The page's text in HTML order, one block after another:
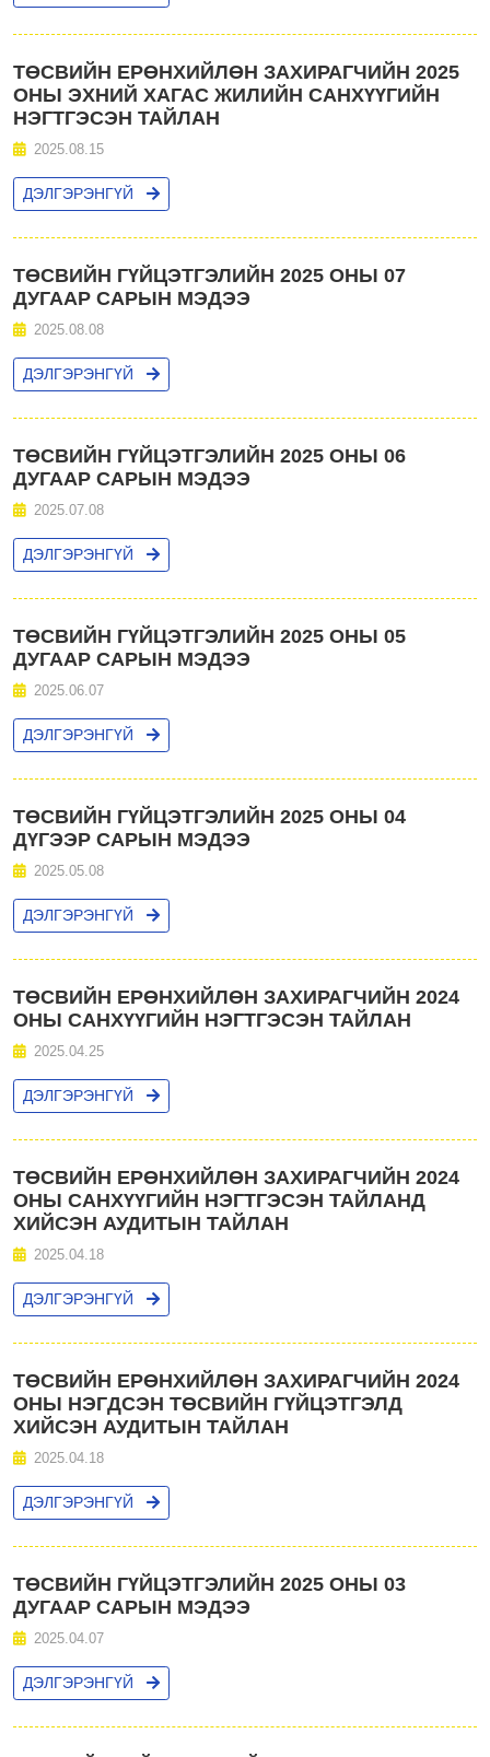
ТӨСВИЙН ЕРӨНХИЙЛӨН ЗАХИРАГЧИЙН 2025
ОНЫ ЭХНИЙ ХАГАС ЖИЛИЙН САНХҮҮГИЙН
НЭГТГЭСЭН ТАЙЛАН
2025.08.15
ДЭЛГЭРЭНГҮЙ
ТӨСВИЙН ГҮЙЦЭТГЭЛИЙН 2025 ОНЫ 07
ДУГААР САРЫН МЭДЭЭ
2025.08.08
ДЭЛГЭРЭНГҮЙ
ТӨСВИЙН ГҮЙЦЭТГЭЛИЙН 2025 ОНЫ 06
ДУГААР САРЫН МЭДЭЭ
2025.07.08
ДЭЛГЭРЭНГҮЙ
ТӨСВИЙН ГҮЙЦЭТГЭЛИЙН 2025 ОНЫ 05
ДУГААР САРЫН МЭДЭЭ
2025.06.07
ДЭЛГЭРЭНГҮЙ
ТӨСВИЙН ГҮЙЦЭТГЭЛИЙН 2025 ОНЫ 04
ДҮГЭЭР САРЫН МЭДЭЭ
2025.05.08
ДЭЛГЭРЭНГҮЙ
ТӨСВИЙН ЕРӨНХИЙЛӨН ЗАХИРАГЧИЙН 2024
ОНЫ САНХҮҮГИЙН НЭГТГЭСЭН ТАЙЛАН
2025.04.25
ДЭЛГЭРЭНГҮЙ
ТӨСВИЙН ЕРӨНХИЙЛӨН ЗАХИРАГЧИЙН 2024
ОНЫ САНХҮҮГИЙН НЭГТГЭСЭН ТАЙЛАНД
ХИЙСЭН АУДИТЫН ТАЙЛАН
2025.04.18
ДЭЛГЭРЭНГҮЙ
ТӨСВИЙН ЕРӨНХИЙЛӨН ЗАХИРАГЧИЙН 2024
ОНЫ НЭГДСЭН ТӨСВИЙН ГҮЙЦЭТГЭЛД
ХИЙСЭН АУДИТЫН ТАЙЛАН
2025.04.18
ДЭЛГЭРЭНГҮЙ
ТӨСВИЙН ГҮЙЦЭТГЭЛИЙН 2025 ОНЫ 03
ДУГААР САРЫН МЭДЭЭ
2025.04.07
ДЭЛГЭРЭНГҮЙ